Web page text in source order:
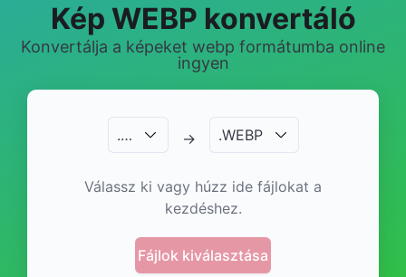
Kép WEBP konvertáló
Konvertálja a képeket webp formátumba online
ingyen
.… → .WEBP
Válassz ki vagy húzz ide fájlokat a
kezdéshez.
Fájlok kiválasztása